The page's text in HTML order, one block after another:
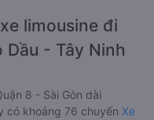
limousine đi
Dầu - Tây Ninh
8 - Sài Gòn dài
có khoảng 76 chuyến Xe